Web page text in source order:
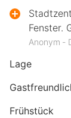
Lage
Frühstück
Fenster.
Anonym ‐